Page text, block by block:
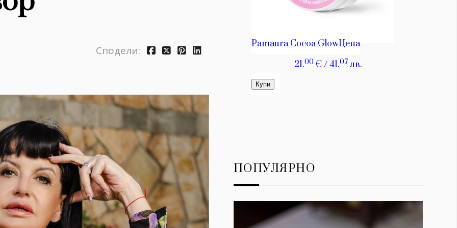
Сподели:
ПОПУЛЯРНО